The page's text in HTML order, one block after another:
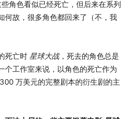
角色看似已经死亡，但后来在系列
何故，很多角色都回来了（不，我
死亡时 星球大战，死去的角色总是
个工作室来说，以角色的死亡作为
万美元的完整剧本的衍生剧的主